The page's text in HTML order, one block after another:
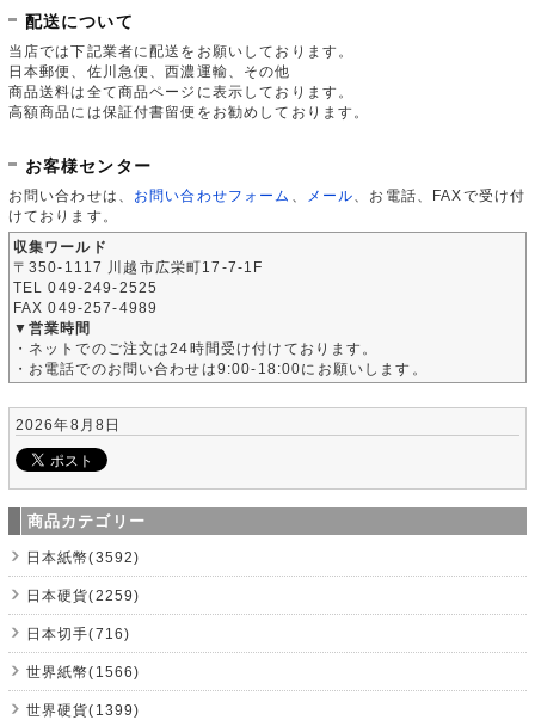
配送について
当店では下記業者に配送をお願いしております。
日本郵便、佐川急便、西濃運輸、その他
商品送料は全て商品ページに表示しております。
高額商品には保証付書留便をお勧めしております。
お客様センター
お問い合わせは、 お問い合わせフォーム メール 、お電話、FAXで受け付
けております。
収集ワールド
〒350-1117 川越市広栄町17-7-1F
TEL 049-249-2525
FAX 049-257-4989
▼営業時間
・ネットでのご注文は24時間受け付けております。
・お電話でのお問い合わせは9:00-18:00にお願いします。
2026年8月8日
商品カテゴリー
日本紙幣(3592)
日本硬貨(2259)
日本切手(716)
世界紙幣(1566)
世界硬貨(1399)